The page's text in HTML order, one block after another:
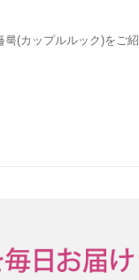
(カップルルック)をご